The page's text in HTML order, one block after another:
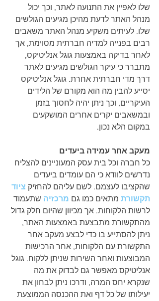
שלו לאפיין את התנועה לאתר, וכך יכול
מנהל האתר לדעת מהיכן מגיעים הגולשים
שלו. לעיתים משקיע מנהל האתר משאבים
רבים בפנייה למדיה חברתית מסוימת, אך
לאחר בדיקה באמצעות גוגל אנליטיקס,
מתברר כי עיקר הגולשים מגיעים לאתר
דרך מדי חברתית אחרת. גוגל אנליטיקס
יסייע להבין מה הוא מקורם של הלידים
העיקריים, וכך ניתן יהיה לחסוך בזמן
ובמשאבים יקרים אחרים המושקעים
במקום הלא נכון.
מעקב אחר עמידה ביעדים
כל חברה וכל בית עסק המעוניינים להצליח
נדרשים לוודא כי הם עומדים ביעדים
שהקציבו לעצמם. לשם עליהם להחזיק ציוד
תקשורת מתאים כמו גם מרכזיה שתעמוד
לרשות הלקוחות. אך מכיוון שהיום חלק גדול
מהתקשורת מתבצעת באמצעות האתר,
ניתן להסתייע בו כדי לבצע מעקב אחר
התקשורת עם הלקוחות, אחר הרכישות
המבוצעות ואחר השירות שניתן ללקוח. גוגל
אנליטיקס מאפשר גם לבדוק את מה
שנקרא יחס המרה, ודרכו ניתן לבחון את
יעילותו של כל דף ואת ההכנסה הממוצעת